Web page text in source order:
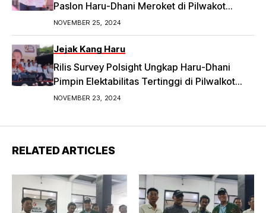
Paslon Haru-Dhani Meroket di Pilwakot
Bandung
NOVEMBER 25, 2024
Jejak Kang Haru
Rilis Survey Polsight Ungkap Haru-Dhani
Pimpin Elektabilitas Tertinggi di Pilwalkot
Bandung 2024
NOVEMBER 23, 2024
RELATED ARTICLES